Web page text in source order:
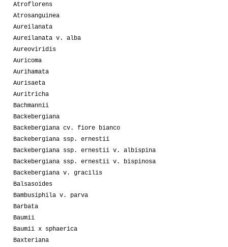
Atroflorens
Atrosanguinea
Aureilanata
Aureilanata v. alba
Aureoviridis
Auricoma
Aurihamata
Aurisaeta
Auritricha
Bachmannii
Backebergiana
Backebergiana cv. fiore bianco
Backebergiana ssp. ernestii
Backebergiana ssp. ernestii v. albispina
Backebergiana ssp. ernestii v. bispinosa
Backebergiana v. gracilis
Balsasoides
Bambusiphila v. parva
Barbata
Baumii
Baumii x sphaerica
Baxteriana